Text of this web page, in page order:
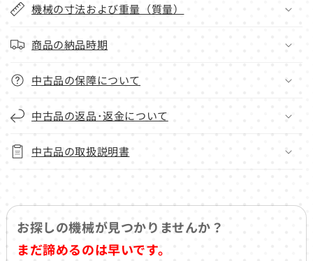
機械の寸法および重量（質量）
商品の納品時期
中古品の保障について
中古品の返品･返金について
中古品の取扱説明書
お探しの機械が見つかりませんか？
まだ諦めるのは早いです。